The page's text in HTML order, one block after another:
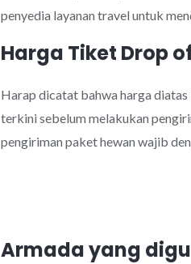
penyedia layanan travel untuk
Harga Tiket Drop
Harap dicatat bahwa harga
terkini sebelum melakukan
pengiriman paket hewan wajib
Armada yang